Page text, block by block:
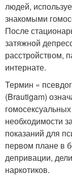
людей,
знакомыми
После
затяжной
расстройством,
интернате.
Термин «
(Brautigam)
необходимости
показаний для
первом плане в
депривации,
наркотиков.